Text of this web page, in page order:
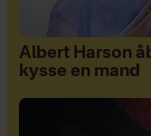
Albert Harson
kysse en mand